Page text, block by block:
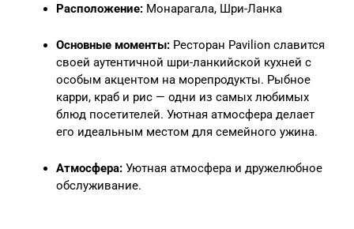
Расположение: Монарагала, Шри-Ланка
Основные моменты: Ресторан Pavilion славится
своей аутентичной шри-ланкийской кухней с
особым акцентом на морепродукты. Рыбное
карри, краб и рис — одни из самых любимых
блюд посетителей. Уютная атмосфера делает
его идеальным местом для семейного ужина.
Атмосфера: Уютная атмосфера и дружелюбное
обслуживание.